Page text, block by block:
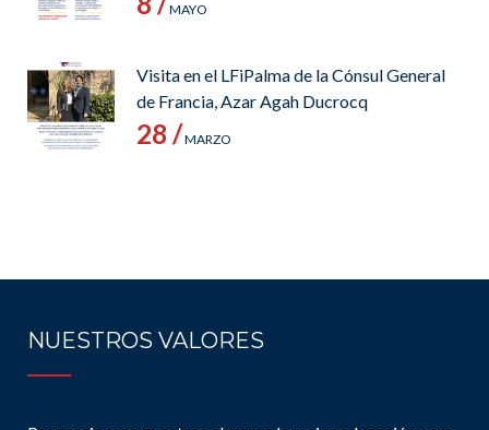
MAYO
Visita en el LFiPalma de la Cónsul General
de Francia, Azar Agah Ducrocq
28 /MARZO
NUESTROS VALORES